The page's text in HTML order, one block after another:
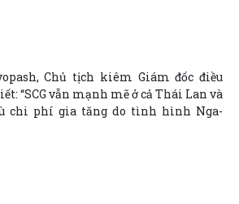
Chủ tịch kiêm Giám đốc điều
“SCG vẫn mạnh mẽ ở cả Thái Lan và
chi phí gia tăng do tình hình Nga-